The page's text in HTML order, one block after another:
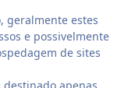
geralmente estes
e possivelmente
de sites